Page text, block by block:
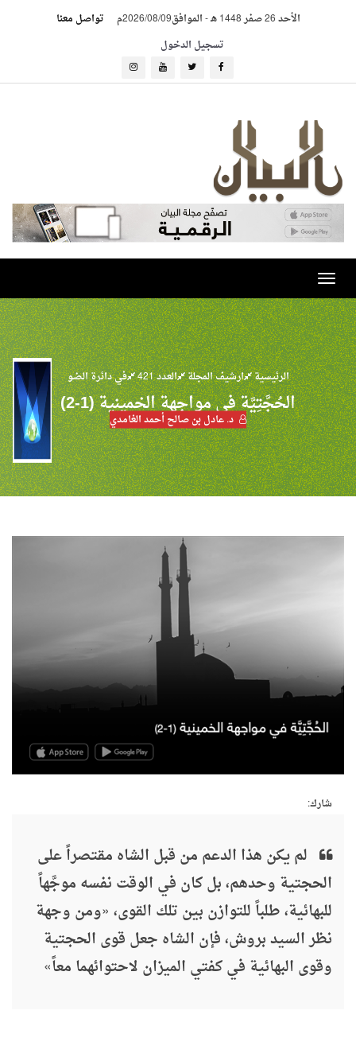
الأحد 26 صفر 1448 هـ -الموافق2026/08/09م
تواصل معنا
تسجيل الدخول
Toggle
navigation
الرئيسية ارشيف المجلة العدد 421 في دائرة الضو
الحُجَّتِيَّة في مواجهة الخمينية (1-2)
د. عادل بن صالح أحمد الغامدي
شارك:
لم يكن هذا الدعم من قبل الشاه مقتصراً على
الحجتية وحدهم، بل كان في الوقت نفسه موجَّهاً
للبهائية، طلباً للتوازن بين تلك القوى، «ومن وجهة
نظر السيد بروش، فإن الشاه جعل قوى الحجتية
وقوى البهائية في كفتي الميزان لاحتوائهما معاً»